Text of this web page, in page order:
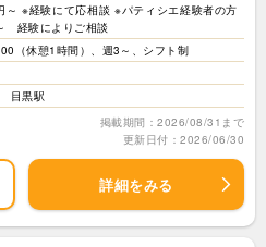
～ ※経験にて応相談 ※パティシエ経験者の方
経験によりご相談
（休憩1時間）、週3～、シフト制
目黒駅
掲載期間：2026/08/31まで
更新日付：2026/06/30
詳細をみる